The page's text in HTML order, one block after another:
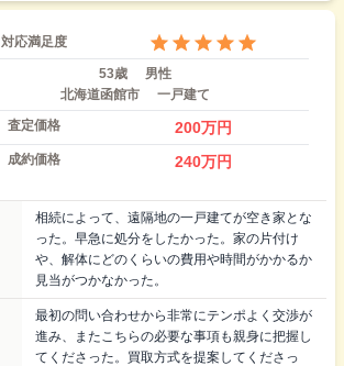
対応満足度
53歳
男性
北海道函館市
一戸建て
査定価格
200万円
成約価格 240万円
相続によって、遠隔地の一戸建てが空き家とな
った。早急に処分をしたかった。家の片付け
や、解体にどのくらいの費用や時間がかかるか
見当がつかなかった。
最初の問い合わせから非常にテンポよく交渉が
進み、またこちらの必要な事項も親身に把握し
てくださった。買取方式を提案してくださっ